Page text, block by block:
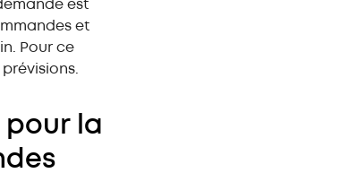
est
et
Pour ce
pour la